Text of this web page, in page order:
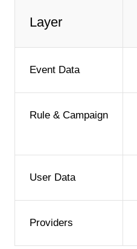
Layer
Event Data
Rule & Campaign
User Data
Providers